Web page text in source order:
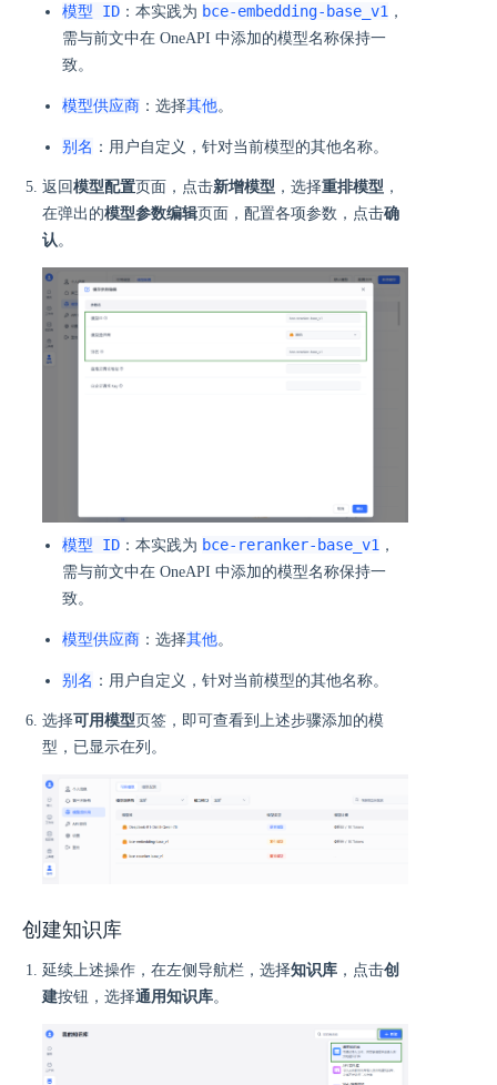
模型 ID ：本实践为 bce-embedding-base_v1 ，
需与前文中在 OneAPI 中添加的模型名称保持一
致。
模型供应商 ：选择其他。
别名 ：用户自定义，针对当前模型的其他名称。
返回模型配置页面，点击新增模型 ，选择重排模型 ，
在弹出的模型参数编辑页面，配置各项参数，点击确
认。
模型 ID ：本实践为 bce-reranker-base_v1 ，
需与前文中在 OneAPI 中添加的模型名称保持一
致。
模型供应商 ：选择其他。
别名 ：用户自定义，针对当前模型的其他名称。
选择可用模型页签，即可查看到上述步骤添加的模
型，已显示在列。
创建知识库
延续上述操作，在左侧导航栏，选择知识库 ，点击创
建按钮，选择通用知识库。